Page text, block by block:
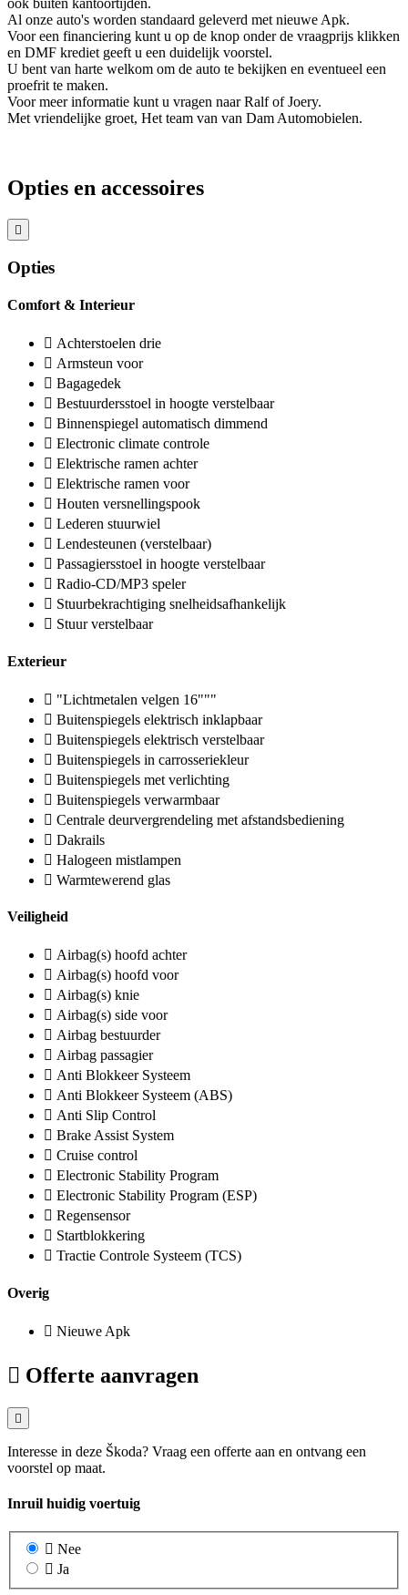
ook buiten kantoortijden.
Al onze auto's worden standaard geleverd met nieuwe Apk.
Voor een financiering kunt u op de knop onder de vraagprijs klikken
en DMF krediet geeft u een duidelijk voorstel.
U bent van harte welkom om de auto te bekijken en eventueel een
proefrit te maken.
Voor meer informatie kunt u vragen naar Ralf of Joery.
Met vriendelijke groet, Het team van van Dam Automobielen.
Opties en accessoires
Opties
Comfort & Interieur
Achterstoelen drie
Armsteun voor
Bagagedek
Bestuurdersstoel in hoogte verstelbaar
Binnenspiegel automatisch dimmend
Electronic climate controle
Elektrische ramen achter
Elektrische ramen voor
Houten versnellingspook
Lederen stuurwiel
Lendesteunen (verstelbaar)
Passagiersstoel in hoogte verstelbaar
Radio-CD/MP3 speler
Stuurbekrachtiging snelheidsafhankelijk
Stuur verstelbaar
Exterieur
"Lichtmetalen velgen 16"""
Buitenspiegels elektrisch inklapbaar
Buitenspiegels elektrisch verstelbaar
Buitenspiegels in carrosseriekleur
Buitenspiegels met verlichting
Buitenspiegels verwarmbaar
Centrale deurvergrendeling met afstandsbediening
Dakrails
Halogeen mistlampen
Warmtewerend glas
Veiligheid
Airbag(s) hoofd achter
Airbag(s) hoofd voor
Airbag(s) knie
Airbag(s) side voor
Airbag bestuurder
Airbag passagier
Anti Blokkeer Systeem
Anti Blokkeer Systeem (ABS)
Anti Slip Control
Brake Assist System
Cruise control
Electronic Stability Program
Electronic Stability Program (ESP)
Regensensor
Startblokkering
Tractie Controle Systeem (TCS)
Overig
Nieuwe Apk
Offerte aanvragen
Interesse in deze Škoda? Vraag een offerte aan en ontvang een
voorstel op maat.
Inruil huidig voertuig
Nee
Ja